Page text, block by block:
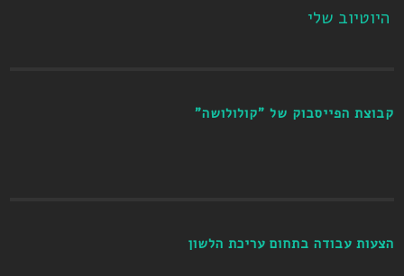
היוטיוב שלי
קבוצת הפייסבוק של "קולולושה"
הצעות עבודה בתחום עריכת הלשון